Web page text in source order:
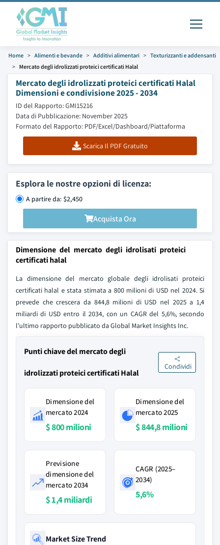
Home Alimenti e bevande Additivi alimentari
Texturizzanti e addensanti
Mercato degli idrolizzati proteici certificati Halal
Mercato degli idrolizzati proteici certificati Halal
Dimensioni e condivisione 2025 - 2034
ID del Rapporto: GMI15216
Data di Pubblicazione: November 2025
Formato del Rapporto: PDF/Excel/Dashboard/Piattaforma
Scarica Il PDF Gratuito
Esplora le nostre opzioni di licenza:
A partire da: $2,450
Acquista Ora
Dimensione del mercato degli idrolisati proteici
certificati halal
La dimensione del mercato globale degli idrolisati proteici
certificati halal e stata stimata a 800 milioni di USD nel 2024. Si
prevede che crescera da 844,8 milioni di USD nel 2025 a 1,4
miliardi di USD entro il 2034, con un CAGR del 5,6%, secondo
l'ultimo rapporto pubblicato da Global Market Insights Inc.
Punti chiave del mercato degli
idrolizzati proteici certificati Halal
Condividi
Dimensione del
mercato 2024
$ 800 milioni
Dimensione del
mercato 2025
$ 844,8 milioni
Previsione
dimensione del
mercato 2034
$ 1,4 miliardi
CAGR (2025–
2034)
5,6%
Market Size Trend